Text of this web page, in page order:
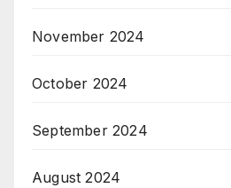
November 2024
October 2024
September 2024
August 2024